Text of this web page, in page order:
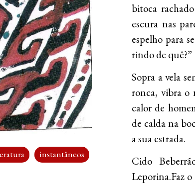
instantâneos
bitoca
escura nas
espelho para
rindo de quê?”
Sopra a vela
ronca, vibra o
calor de
de calda na
a sua estrada.
Cido
Leporina.Faz